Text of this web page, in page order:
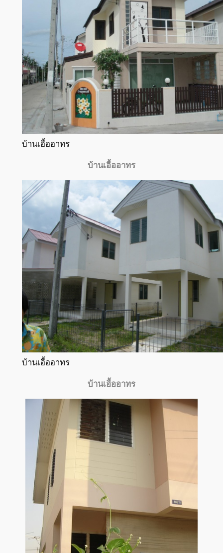
บ้านเอื้ออาทร
บ้านเอื้ออาทร
บ้านเอื้ออาทร
บ้านเอื้ออาทร